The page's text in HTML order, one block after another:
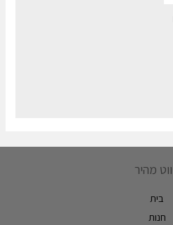
מהיר
בית
חנות